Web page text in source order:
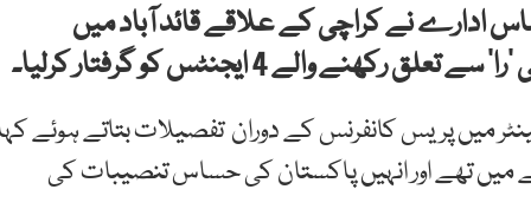
ادارے نے کراچی کے علاقے قائد آباد میں
والے 4 ایجنٹس کو گرفتار کرلیا۔
میں پریس کانفرنس کے دوران تفصیلات بتاتے ہوئے
میں تھے اور انہیں پاکستان کی حساس تنصیبات کی